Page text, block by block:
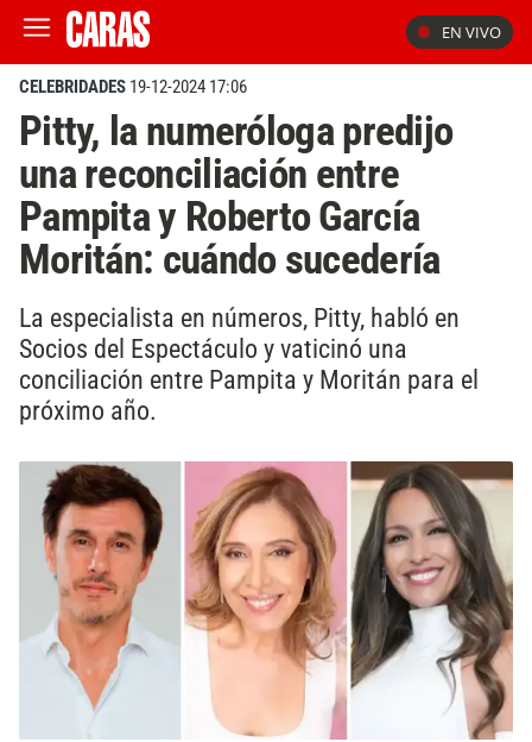
EN VIVO
CELEBRIDADES 19-12-2024 17:06
Pitty, la numeróloga predijo
una reconciliación entre
Pampita y Roberto García
Moritán: cuándo sucedería
La especialista en números, Pitty, habló en
Socios del Espectáculo y vaticinó una
conciliación entre Pampita y Moritán para el
próximo año.